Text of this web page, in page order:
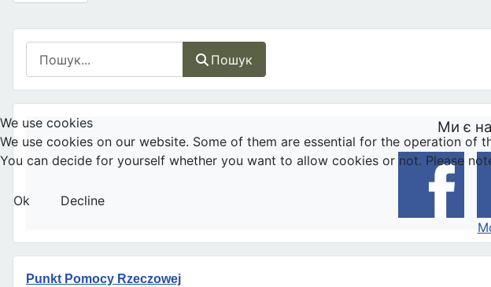
Пошук
Ми є
Punkt Pomocy Rzeczowej
We use cookies
We use cookies on our website. Some of them are essential for the operation
You can decide for yourself whether you want to allow cookies or not. Please
Ok
Decline